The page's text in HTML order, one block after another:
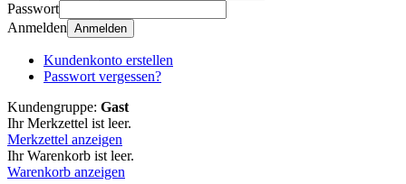
Passwort
Anmelden Anmelden
Kundenkonto erstellen
Passwort vergessen?
Kundengruppe: Gast
Ihr Merkzettel ist leer.
Merkzettel anzeigen
Ihr Warenkorb ist leer.
Warenkorb anzeigen